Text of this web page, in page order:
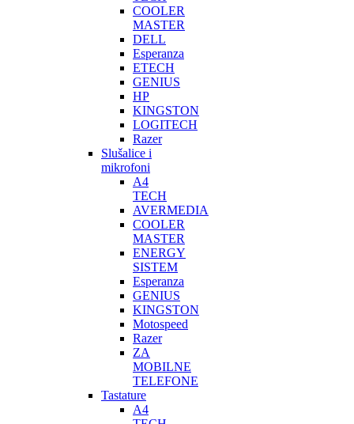
COOLER
MASTER
DELL
Esperanza
ETECH
GENIUS
HP
KINGSTON
LOGITECH
Razer
Slušalice i
mikrofoni
A4
TECH
AVERMEDIA
COOLER
MASTER
ENERGY
SISTEM
Esperanza
GENIUS
KINGSTON
Motospeed
Razer
ZA
MOBILNE
TELEFONE
Tastature
A4